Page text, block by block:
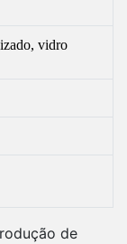
vidro
de